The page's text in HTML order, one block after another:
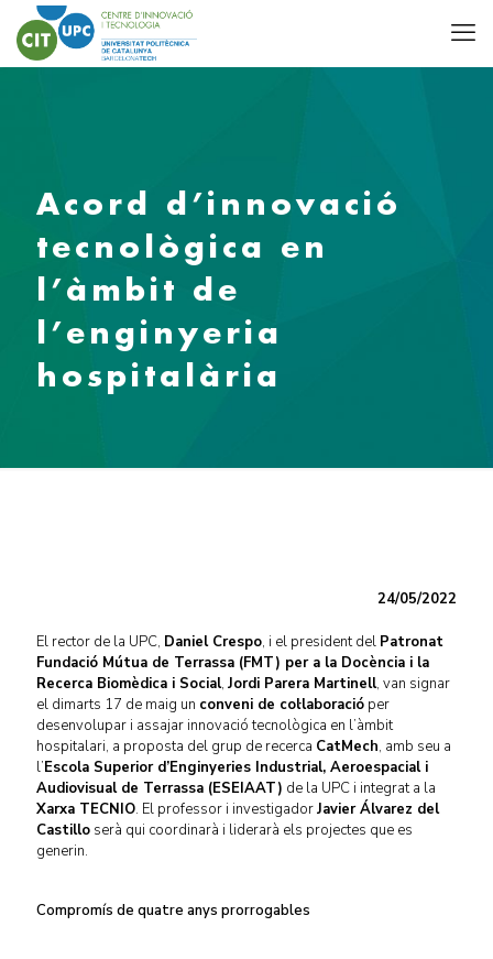
Acord d’innovació
tecnològica en
l’àmbit de
l’enginyeria
hospitalària
24/05/2022
El rector de la UPC, Daniel Crespo, i el president del Patronat
Fundació Mútua de Terrassa (FMT) per a la Docència i la
Recerca Biomèdica i Social, Jordi Parera Martinell, van signar
el dimarts 17 de maig un conveni de col·laboració per
desenvolupar i assajar innovació tecnològica en l’àmbit
hospitalari, a proposta del grup de recerca CatMech, amb seu a
l’Escola Superior d’Enginyeries Industrial, Aeroespacial i
Audiovisual de Terrassa (ESEIAAT) de la UPC i integrat a la
Xarxa TECNIO. El professor i investigadorJavier Álvarez del
Castillo serà qui coordinarà i liderarà els projectes que es
generin.
Compromís de quatre anys prorrogables